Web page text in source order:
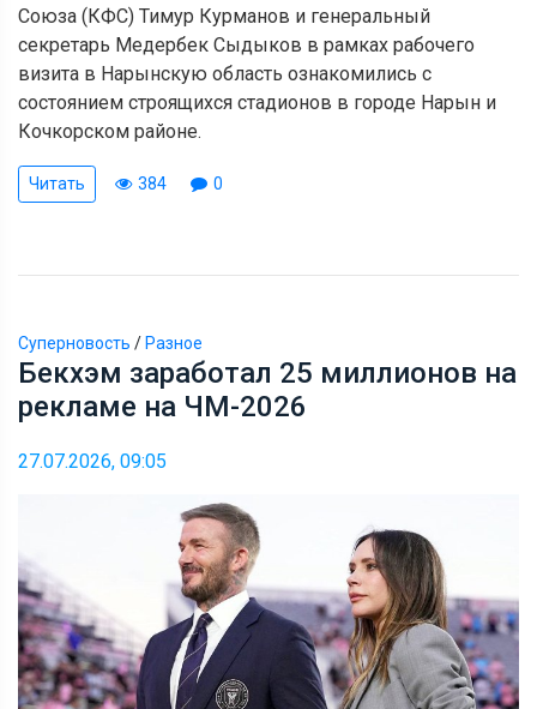
Союза (КФС) Тимур Курманов и генеральный
секретарь Медербек Сыдыков в рамках рабочего
визита в Нарынскую область ознакомились с
состоянием строящихся стадионов в городе Нарын и
Кочкорском районе.
Читать 384 0
Суперновость / Разное
Бекхэм заработал 25 миллионов на
рекламе на ЧМ-2026
27.07.2026, 09:05